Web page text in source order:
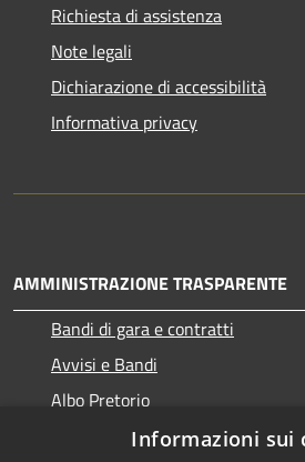
Richiesta di assistenza
Note legali
Dichiarazione di accessibilità
Informativa privacy
AMMINISTRAZIONE TRASPARENTE
Bandi di gara e contratti
Avvisi e Bandi
Albo Pretorio
Informazioni sui